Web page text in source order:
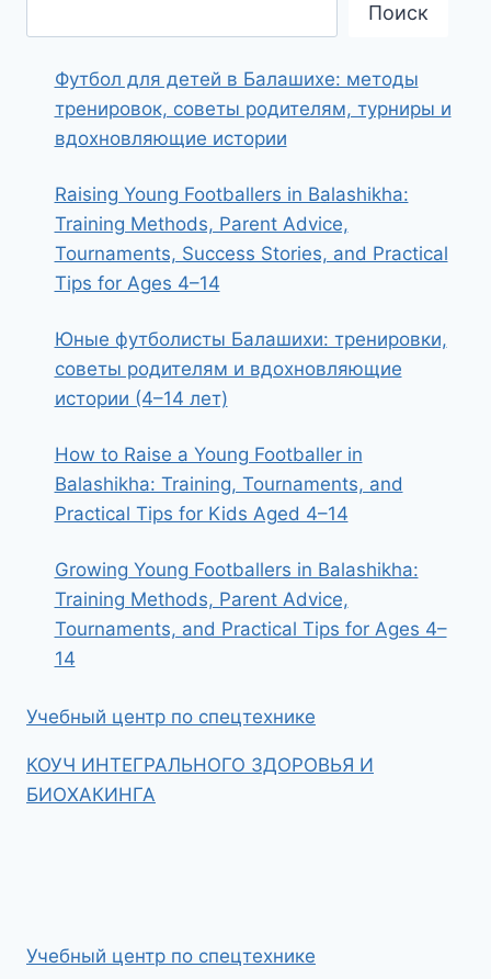
Поиск
Футбол для детей в Балашихе: методы
тренировок, советы родителям, турниры и
вдохновляющие истории
Raising Young Footballers in Balashikha:
Training Methods, Parent Advice,
Tournaments, Success Stories, and Practical
Tips for Ages 4–14
Юные футболисты Балашихи: тренировки,
советы родителям и вдохновляющие
истории (4–14 лет)
How to Raise a Young Footballer in
Balashikha: Training, Tournaments, and
Practical Tips for Kids Aged 4–14
Growing Young Footballers in Balashikha:
Training Methods, Parent Advice,
Tournaments, and Practical Tips for Ages 4–
14
Учебный центр по спецтехнике
КОУЧ ИНТЕГРАЛЬНОГО ЗДОРОВЬЯ И
БИОХАКИНГА
Учебный центр по спецтехнике